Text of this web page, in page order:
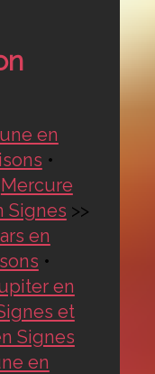
en
•
Mercure
Signes >>
en
•
en
et
Signes
en